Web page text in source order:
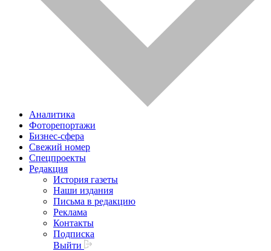
Аналитика
Фоторепортажи
Бизнес-сфера
Свежий номер
Спецпроекты
Редакция
История газеты
Наши издания
Письма в редакцию
Реклама
Контакты
Подписка
Выйти